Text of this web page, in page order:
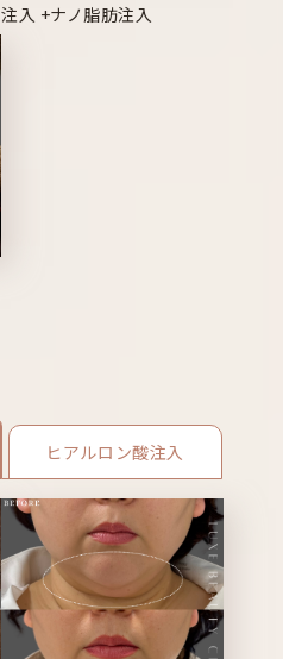
注入 +ナノ脂肪注入
ヒアルロン酸注入